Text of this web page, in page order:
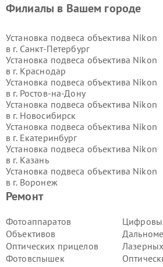
Ремонт
Фотоаппаратов
Объективов
Оптических прицелов
Фотовспышек
Филиалы в Вашем городе
Установка подвеса объектива Nikon
в г. Санкт-Петербург
Установка подвеса объектива Nikon
в г. Краснодар
Установка подвеса объектива Nikon
в г. Ростов-на-Дону
Установка подвеса объектива Nikon
в г. Новосибирск
Установка подвеса объектива Nikon
в г. Екатеринбург
Установка подвеса объектива Nikon
в г. Казань
Установка подвеса объектива Nikon
в г. Воронеж
Установка подвеса объектива Nikon
Установка подвеса объектива Nikon
в г.Самара
Установка подвеса объектива Nikon
в г.Пермь
Установка подвеса объектива Nikon